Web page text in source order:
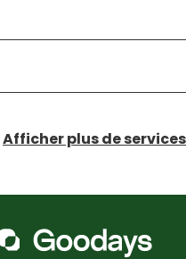
Afficher plus de services